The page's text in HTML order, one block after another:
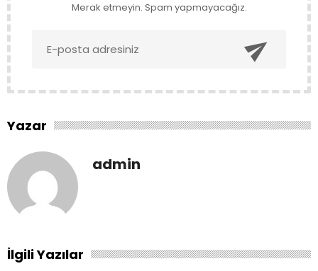
Merak etmeyin. Spam yapmayacağız.

Yazar
admin
İlgili Yazılar